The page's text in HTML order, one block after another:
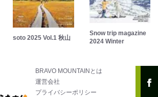
soto 2025 Vol.1 秋山
Snow trip magazine
2024 Winter
BRAVO MOUNTAINとは
運営会社
プライバシーポリシー